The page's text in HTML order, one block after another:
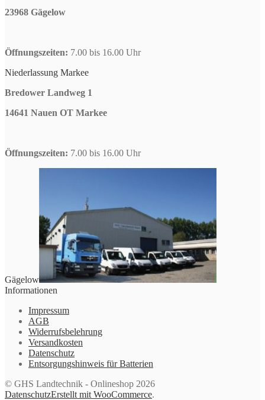
23968 Gägelow
Öffnungszeiten: 7.00 bis 16.00 Uhr
Niederlassung Markee
Bredower Landweg 1
14641 Nauen OT Markee
Öffnungszeiten: 7.00 bis 16.00 Uhr
Gägelow
Informationen
Impressum
AGB
Widerrufsbelehrung
Versandkosten
Datenschutz
Entsorgungshinweis für Batterien
© GHS Landtechnik - Onlineshop 2026
DatenschutzErstellt mit WooCommerce.